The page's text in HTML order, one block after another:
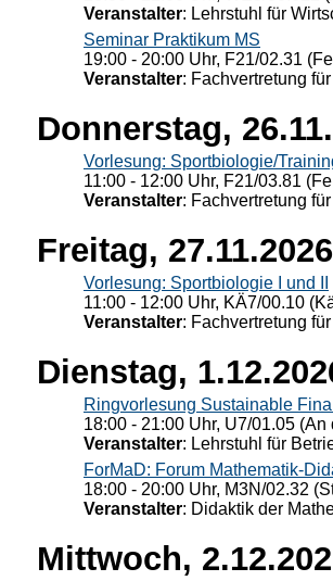
Veranstalter: Lehrstuhl für
Seminar Praktikum MS
19:00 - 20:00 Uhr, F21/02.31
Veranstalter: Fachvertretung
Donnerstag,
Vorlesung: Sportbiologie/
11:00 - 12:00 Uhr, F21/03.81
Veranstalter: Fachvertretung
Freitag, 27.11.2026
Vorlesung: Sportbiologie I und II
11:00 - 12:00 Uhr, KÄ7/00.10
Veranstalter: Fachvertretung
Dienstag,
Ringvorlesung Sustainable
18:00 - 21:00 Uhr, U7/01.05
Veranstalter: Lehrstuhl für
ForMaD: Forum Mathematik-
18:00 - 20:00 Uhr, M3N/02.32
Veranstalter: Didaktik der
Mittwoch,